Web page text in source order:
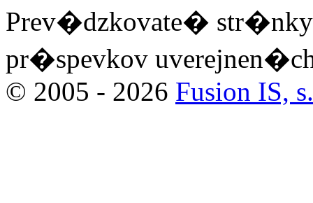
Prev�dzkovate� str�nky
pr�spevkov
© 2005 - 2026 Fusion IS,